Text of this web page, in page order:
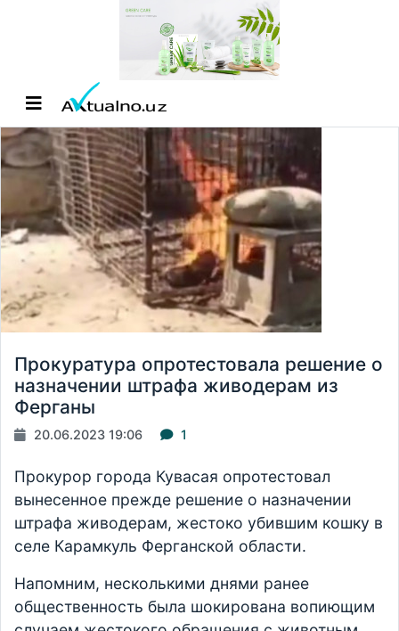
Прокуратура опротестовала решение о
назначении штрафа живодерам из
Ферганы
20.06.2023 19:06 1
Прокурор города Кувасая опротестовал
вынесенное прежде решение о назначении
штрафа живодерам, жестоко убившим кошку в
селе Карамкуль Ферганской области.
Напомним, несколькими днями ранее
общественность была шокирована вопиющим